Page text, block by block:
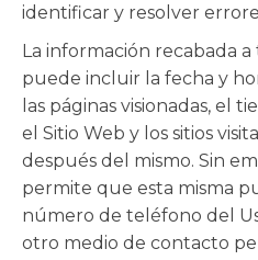
identificar y resolver
La información recabada a
puede incluir la fecha y
las páginas visionadas, el
el Sitio Web y los sitios
después del mismo. Sin
permite que esta misma
número de teléfono del
otro medio de contacto